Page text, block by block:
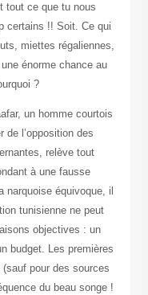
tout ce que tu nous
certains !! Soit. Ce qui
miettes régaliennes,
énorme chance au
?
un homme courtois
de l’opposition des
relève tout
à une fausse
narquoise équivoque, il
tunisienne ne peut
objectives : un
budget. Les premières
pour des sources
du beau songe !